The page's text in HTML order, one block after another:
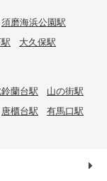
須磨海浜公園駅
大久保駅
蘭台駅
山の街駅
唐櫃台駅
有馬口駅